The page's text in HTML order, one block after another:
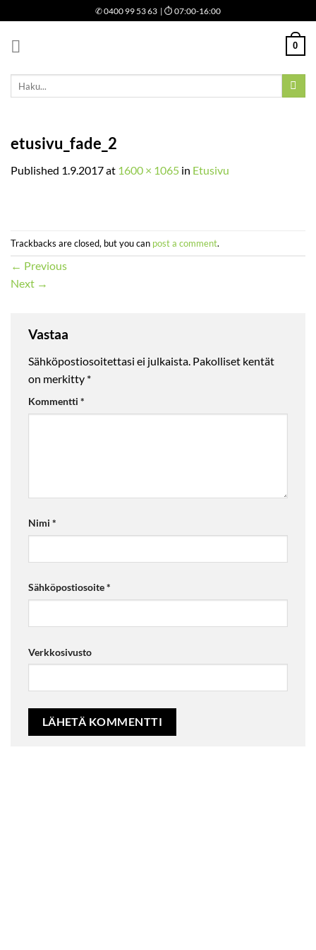
to
content
✆0400 99 53 63 | ⏱ 07:00-16:00
0
Etsi:
etusivu_fade_2
Published 1.9.2017at 1600 × 1065 in Etusivu
Trackbacks are closed, but you can post a comment.
← Previous
Next →
Vastaa
Sähköpostiosoitettasi ei julkaista. Pakolliset kentät
on merkitty *
Kommentti *
Nimi *
Sähköpostiosoite*
Verkkosivusto